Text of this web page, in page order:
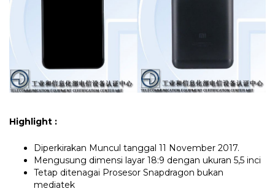
Highlight :
Diperkirakan Muncul tanggal 11 November 2017.
Mengusung dimensi layar 18:9 dengan ukuran 5,5 inci
Tetap ditenagai Prosesor Snapdragon bukan
mediatek